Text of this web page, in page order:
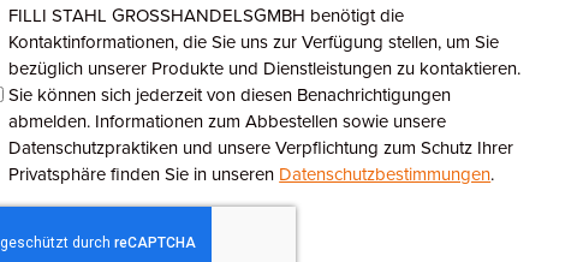
FILLI STAHL GROSSHANDELSGMBH benötigt die
Kontaktinformationen, die Sie uns zur Verfügung stellen, um Sie
bezüglich unserer Produkte und Dienstleistungen zu kontaktieren.
Sie können sich jederzeit von diesen Benachrichtigungen
abmelden. Informationen zum Abbestellen sowie unsere
Datenschutzpraktiken und unsere Verpflichtung zum Schutz Ihrer
Privatsphäre finden Sie in unseren Datenschutzbestimmungen.